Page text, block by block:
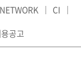
CI
공고